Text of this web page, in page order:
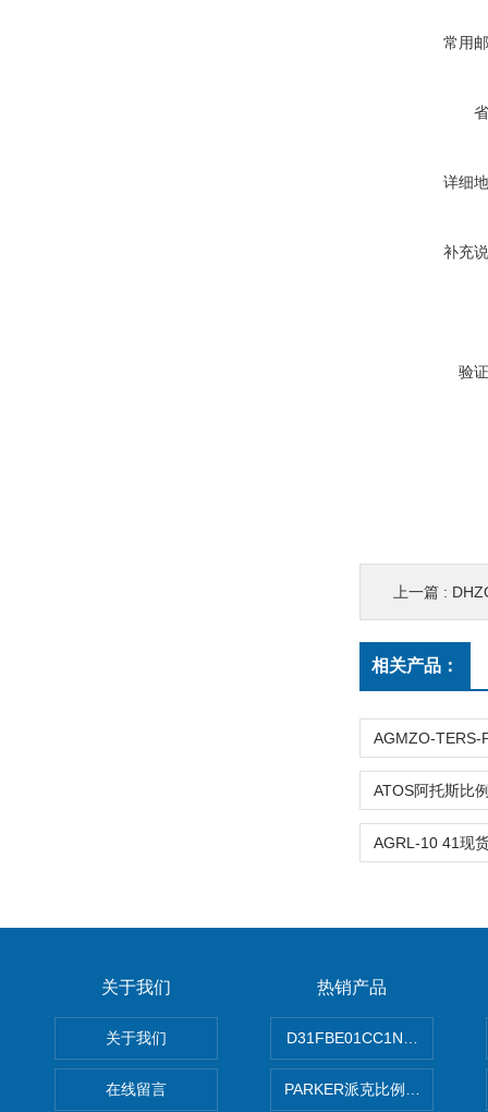
常用
详细
补充
验
上一篇 :
相关产品：
关于我们
关于我们
在线留言
热销产品
PARKER派克比例阀 柱塞泵